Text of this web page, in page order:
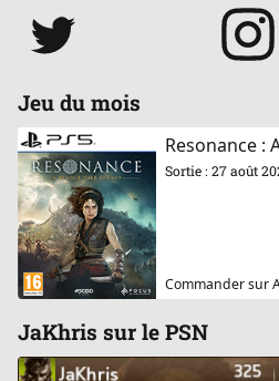
Réseaux
Jeu du mois
Resonance :
Sortie : 27 août
Commander sur
JaKhris sur le PSN